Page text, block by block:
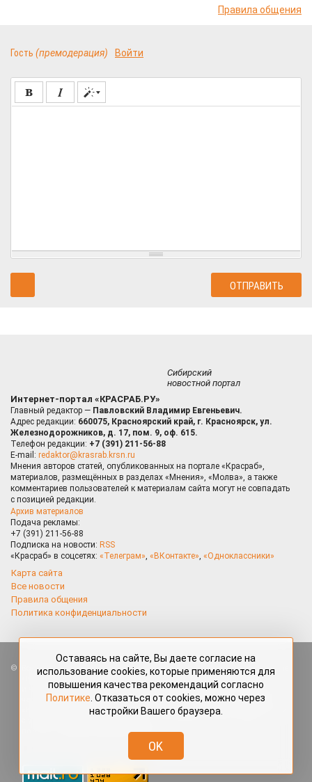
Правила общения
Гость (премодерация) Войти
Сибирский
новостной портал
Интернет-портал «КРАСРАБ.РУ»
Главный редактор — Павловский Владимир Евгеньевич.
Адрес редакции: 660075, Красноярский край, г. Красноярск, ул.
Железнодорожников, д. 17, пом. 9, оф. 615.
Телефон редакции: +7 (391) 211-56-88
E-mail: redaktor@krasrab.krsn.ru
Мнения авторов статей, опубликованных на портале «Красраб»,
материалов, размещённых в разделах «Мнения», «Молва», а также
комментариев пользователей к материалам сайта могут не совпадать
с позицией редакции.
Архив материалов
Подача рекламы:
+7 (391) 211-56-88
Подписка на новости: RSS
«Красраб» в соцсетях: «Телеграм», «ВКонтакте», «Одноклассники»
Карта сайта
Все новости
Правила общения
Политика конфиденциальности
Все права защищены. Любые материалы, размещённые на портале
«Красраб.ру» сотрудниками редакции, нештатными авторами
и читателями, являются объектами авторского права. Полное или
частичное использование материалов, размещённых на портале
«Красраб.ру», допускается только с письменного согласия редакции
redaktor@krasrab.krsn.ru.
Оставаясь на сайте, Вы даете согласие на
использование cookies, которые применяются для
повышения качества рекомендаций согласно
Политике . Отказаться от cookies, можно через
настройки Вашего браузера.
OK